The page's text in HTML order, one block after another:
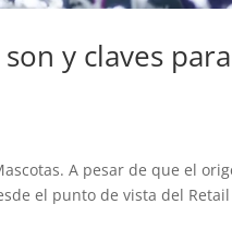
y claves para
A pesar de que el
el punto de vista del